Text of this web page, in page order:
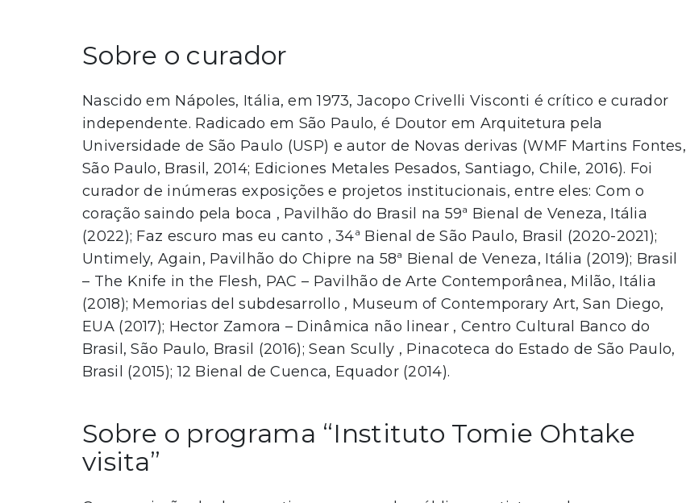
Sobre o curador
Nascido em Nápoles, Itália, em 1973, Jacopo Crivelli Visconti é crítico e curador
independente. Radicado em São Paulo, é Doutor em Arquitetura pela
Universidade de São Paulo (USP) e autor de Novas derivas (WMF Martins Fontes,
São Paulo, Brasil, 2014; Ediciones Metales Pesados, Santiago, Chile, 2016). Foi
curador de inúmeras exposições e projetos institucionais, entre eles: Com o
coração saindo pela boca , Pavilhão do Brasil na 59ª Bienal de Veneza, Itália
(2022); Faz escuro mas eu canto , 34ª Bienal de São Paulo, Brasil (2020-2021);
Untimely, Again, Pavilhão do Chipre na 58ª Bienal de Veneza, Itália (2019); Brasil
– The Knife in the Flesh, PAC – Pavilhão de Arte Contemporânea, Milão, Itália
(2018); Memorias del subdesarrollo , Museum of Contemporary Art, San Diego,
EUA (2017); Hector Zamora – Dinâmica não linear , Centro Cultural Banco do
Brasil, São Paulo, Brasil (2016); Sean Scully , Pinacoteca do Estado de São Paulo,
Brasil (2015); 12 Bienal de Cuenca, Equador (2014).
Sobre o programa “Instituto Tomie Ohtake
visita”